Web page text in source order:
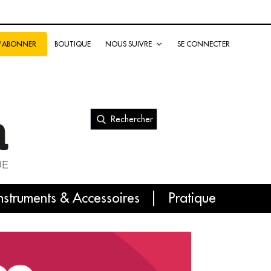
BOUTIQUE NOUS SUIVRE SE CONNECTER
Rechercher
& Accessoires Pratique